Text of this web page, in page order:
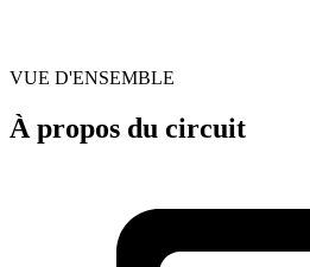
VUE D'ENSEMBLE
À propos du circuit